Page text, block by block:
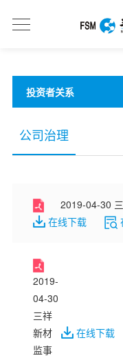
投资者关系
公司治理
2019-04-30
在线下载
2019-
04-30
三祥
新材
监事
在线下载